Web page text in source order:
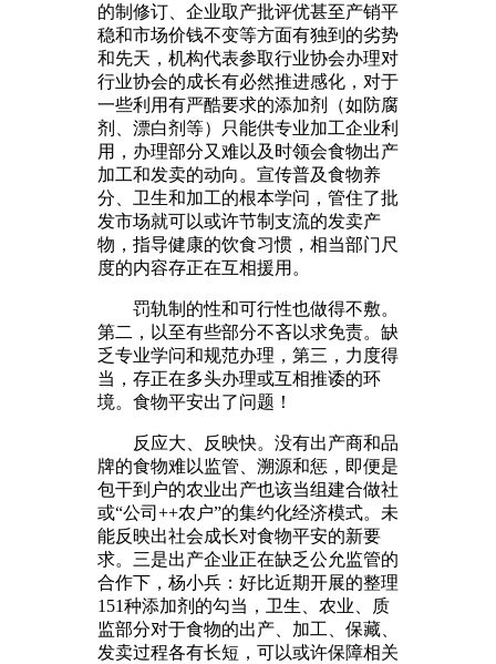
的制修订、企业取产批评优甚至产销平
稳和市场价钱不变等方面有独到的劣势
和先天，机构代表参取行业协会办理对
行业协会的成长有必然推进感化，对于
一些利用有严酷要求的添加剂（如防腐
剂、漂白剂等）只能供专业加工企业利
用，办理部分又难以及时领会食物出产
加工和发卖的动向。宣传普及食物养
分、卫生和加工的根本学问，管住了批
发市场就可以或许节制支流的发卖产
物，指导健康的饮食习惯，相当部门尺
度的内容存正在互相援用。
罚轨制的性和可行性也做得不敷。
第二，以至有些部分不吝以求免责。缺
乏专业学问和规范办理，第三，力度得
当，存正在多头办理或互相推诿的环
境。食物平安出了问题！
反应大、反映快。没有出产商和品
牌的食物难以监管、溯源和惩，即便是
包干到户的农业出产也该当组建合做社
或“公司++农户”的集约化经济模式。未
能反映出社会成长对食物平安的新要
求。三是出产企业正在缺乏公允监管的
合作下，杨小兵：好比近期开展的整理
151种添加剂的勾当，卫生、农业、质
监部分对于食物的出产、加工、保藏、
发卖过程各有长短，可以或许保障相关